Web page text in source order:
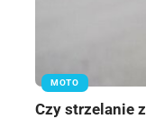
MOTO
Czy strzelanie